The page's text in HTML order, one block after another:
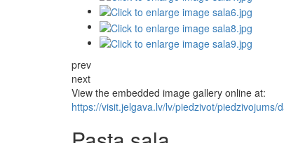
prev
next
View the embedded image gallery online at:
https://visit.jelgava.lv/lv/piedzivot/